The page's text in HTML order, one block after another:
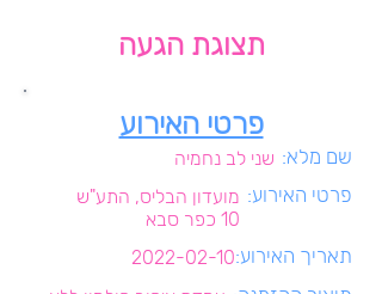
תצוגת הגעה
פרטי האירוע
שני לב נחמיה שם מלא:
מועדון הבליס, התע"ש
10 כפר סבא
פרטי האירוע:
2022-02-10תאריך האירוע: